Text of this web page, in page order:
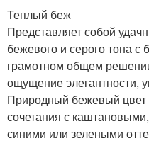
Теплый беж
Представляет собой
бежевого и серого тона
грамотном общем
ощущение элегантности,
Природный бежевый цвет
сочетания с
синими или зелеными